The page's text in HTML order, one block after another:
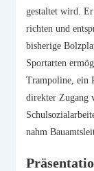
gestaltet wird.
richten und
bisherige
Sportarten
Trampoline, ein
direkter Zugang
nahm